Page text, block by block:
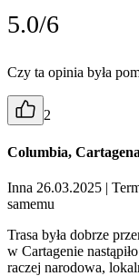
5.0/6
Czy ta opinia była
2
Columbia,
Inna 26.03.2025 |
samemu
Trasa była dobrze
w Cartagenie
raczej narodowa,